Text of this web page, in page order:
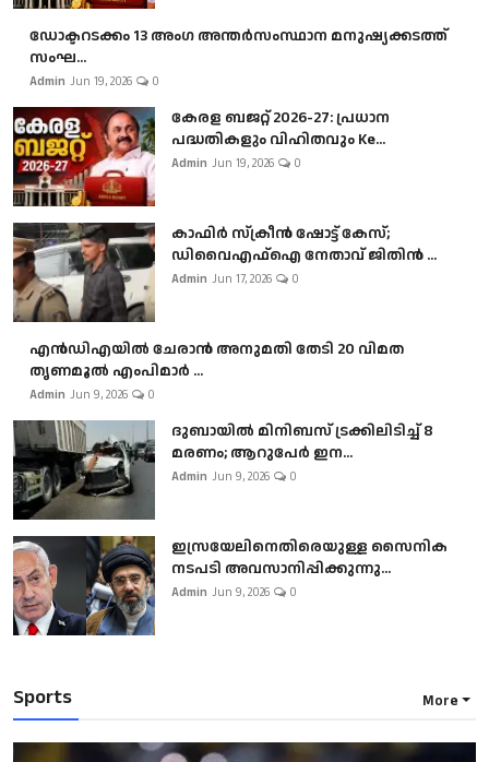
ഡോക്ടറടക്കം 13 അംഗ അന്തർസംസ്ഥാന മനുഷ്യക്കടത്ത്
സംഘ...
Admin Jun 19, 2026 0
കേരള ബജറ്റ് 2026-27: പ്രധാന
പദ്ധതികളും വിഹിതവും Ke...
Admin Jun 19, 2026 0
കാഫിർ സ്‌ക്രീൻ ഷോട്ട് കേസ്;
ഡിവൈഎഫ്ഐ നേതാവ് ജിതിൻ ...
Admin Jun 17, 2026 0
എൻഡിഎയിൽ ചേരാൻ അനുമതി തേടി 20 വിമത
തൃണമൂൽ എംപിമാർ ...
Admin Jun 9, 2026 0
ദുബായിൽ മിനിബസ്​ ട്രക്കിലിടിച്ച് 8
മരണം; ആറുപേർ ഇന...
Admin Jun 9, 2026 0
ഇസ്രയേലിനെതിരെയുള്ള സൈനിക
നടപടി അവസാനിപ്പിക്കുന്നു...
Admin Jun 9, 2026 0
Sports More